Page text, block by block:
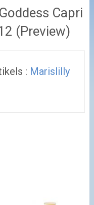
Capri
(Preview)
: Marislilly